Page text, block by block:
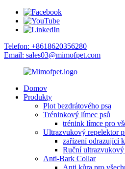
Telefon: +8618620356280
Email: sales03@mimofpet.com
Domov
Produkty
Plot bezdrátového psa
Tréninkový límec psů
trénink límce pro
Ultrazvukový repelektor
zařízení odrazující
Ruční
Anti-Bark Collar
Anti kůra pro